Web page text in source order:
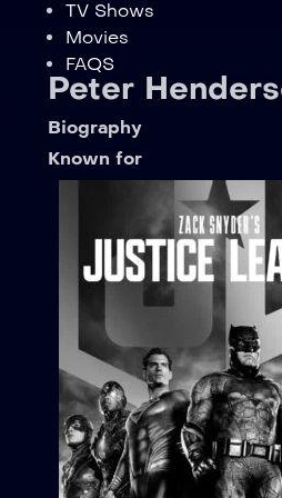
TV Shows
Movies
FAQS
Peter
Biography
Known for